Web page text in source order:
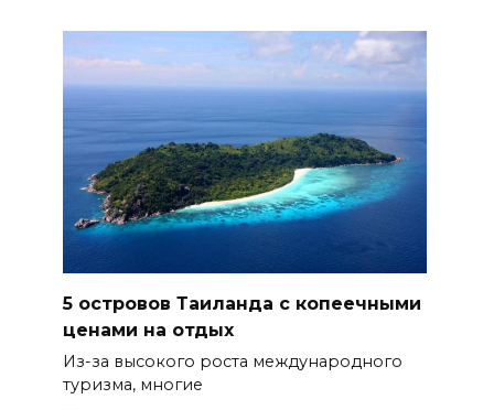
5 островов Таиланда с копеечными
ценами на отдых
Из-за высокого роста международного
туризма, многие